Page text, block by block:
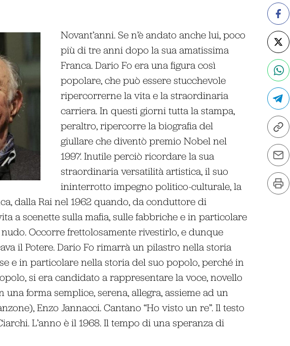
Novant’anni. Se n’è andato anche lui, poco
più di tre anni dopo la sua amatissima
Franca. Dario Fo era una figura così
popolare, che può essere stucchevole
ripercorrerne la vita e la straordinaria
carriera. In questi giorni tutta la stampa,
peraltro, ripercorre la biografia del
giullare che diventò premio Nobel nel
1997. Inutile perciò ricordare la sua
straordinaria versatilità artistica, il suo
ininterrotto impegno politico-culturale, la
dalla Rai nel 1962 quando, da conduttore di
a scenette sulla mafia, sulle fabbriche e in particolare
Occorre frettolosamente rivestirlo, e dunque
il Potere. Dario Fo rimarrà un pilastro nella storia
e in particolare nella storia del suo popolo, perché in
si era candidato a rappresentare la voce, novello
forma semplice, serena, allegra, assieme ad un
Enzo Jannacci. Cantano “Ho visto un re”. Il testo
L’anno è il 1968. Il tempo di una speranza di